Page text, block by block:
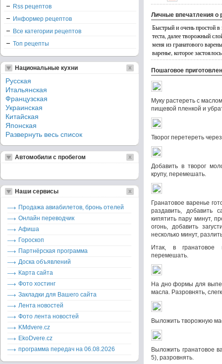
Личные впечатления о
Быстрый и очень простой в
теста, далее творожный
меня из гранатового
варенье, которое
Пошаговое
Муку растереть с
пищевой пленкой и
Творог перетереть
Добавить в творог
крупу, перемешать.
Гранатовое варенье
раздавить, добавить
кипятить пару минут,
огонь, добавить
несколько минут,
Итак, в гранатовое
перемешать.
На дно формы для
масла. Разровнять,
Выложить творожную
Выложить гранатовое
5), разровнять.
Rss рецептов
Информер рецептов
Все категории рецептов
Топ рецепты
Национальные кухни
Русская
Итальянская
Французская
Украинская
Китайская
Японская
Развернуть весь список
Автомобили с пробегом
Наши сервисы
Продажа авиабилетов, бронь отелей
Онлайн переводчик
Афиша
Гороскоп
Партнёрская программа
Доска объявлений
Карта сайта
Фото хостинг
Закладки для Вашего сайта
Лента новостей
Фото лента новостей
KMdvere.cz
EkoDvere.cz
программа передач на 06.08.2026